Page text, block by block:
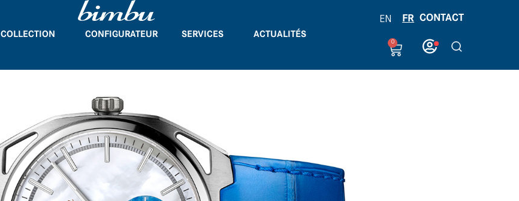
COLLECTION CONFIGURATEUR SERVICES ACTUALITÉS
EN FR CONTACT
0